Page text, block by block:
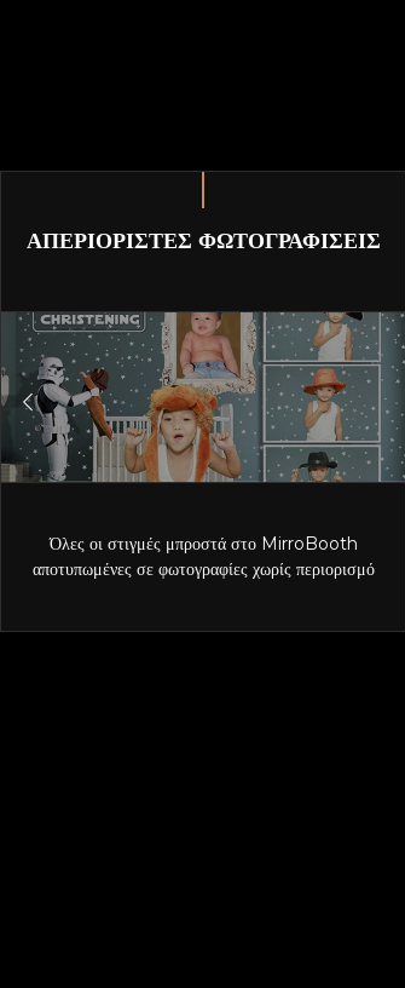
ΑΠΕΡΙΟΡΙΣΤΕΣ ΦΩΤΟΓΡΑΦΙΣΕΙΣ
Όλες οι στιγμές μπροστά στο MirroBooth
αποτυπωμένες σε φωτογραφίες χωρίς περιορισμό